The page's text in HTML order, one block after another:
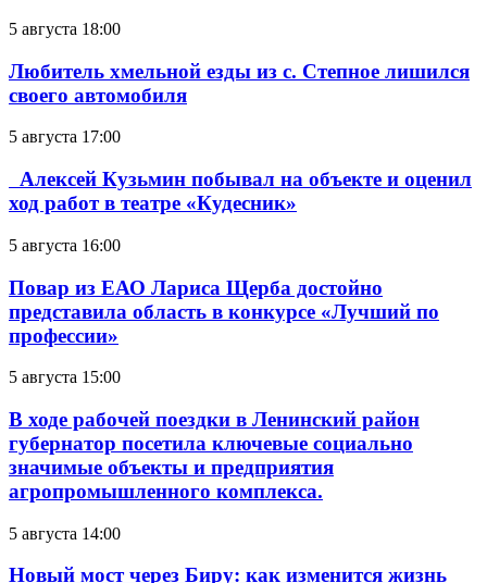
5 августа 18:00
Любитель хмельной езды из с. Степное лишился
своего автомобиля
5 августа 17:00
Алексей Кузьмин побывал на объекте и оценил
ход работ в театре «Кудесник»
5 августа 16:00
Повар из ЕАО Лариса Щерба достойно
представила область в конкурсе «Лучший по
профессии»
5 августа 15:00
В ходе рабочей поездки в Ленинский район
губернатор посетила ключевые социально
значимые объекты и предприятия
агропромышленного комплекса.
5 августа 14:00
Новый мост через Биру: как изменится жизнь